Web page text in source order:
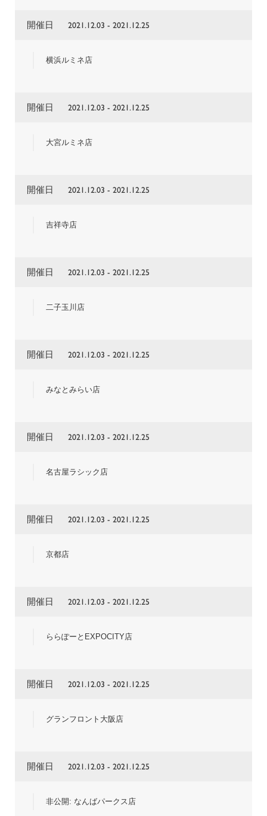
開催日 2021.12.03 - 2021.12.25
横浜ルミネ店
開催日 2021.12.03 - 2021.12.25
大宮ルミネ店
開催日 2021.12.03 - 2021.12.25
吉祥寺店
開催日 2021.12.03 - 2021.12.25
二子玉川店
開催日 2021.12.03 - 2021.12.25
みなとみらい店
開催日 2021.12.03 - 2021.12.25
名古屋ラシック店
開催日 2021.12.03 - 2021.12.25
京都店
開催日 2021.12.03 - 2021.12.25
ららぽーとEXPOCITY店
開催日 2021.12.03 - 2021.12.25
グランフロント大阪店
開催日 2021.12.03 - 2021.12.25
非公開: なんばパークス店